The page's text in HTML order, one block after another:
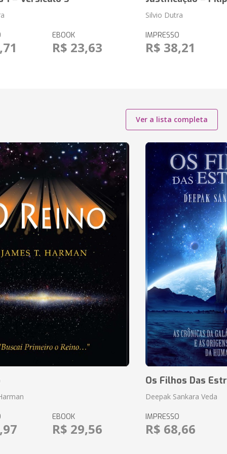
EBOOK
R$ 23,63
Silvio Dutra
IMPRESSO
R$ 38,21
Ver a lista completa
EBOOK
R$ 29,56
Os Filhos Das
Deepak Sankara Veda
IMPRESSO
R$ 68,66